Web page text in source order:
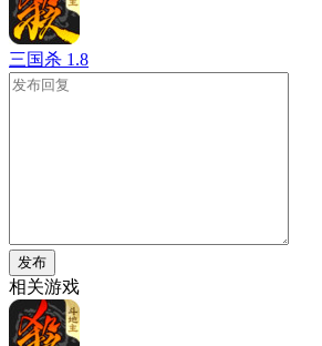
三国杀 1.8
发布
相关游戏